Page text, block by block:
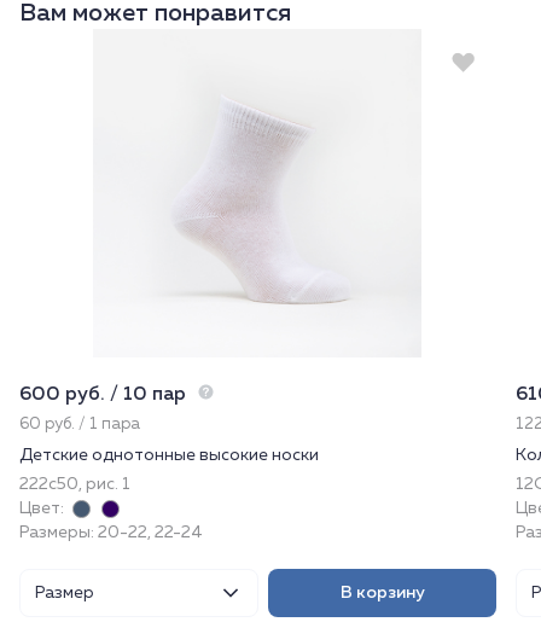
Вам может понравится
600 руб. / 10 пар
60 руб. / 1 пара
Детские однотонные высокие носки
222с50, рис. 1
Цвет:
Размеры: 20-22, 22-24
Размер В корзину